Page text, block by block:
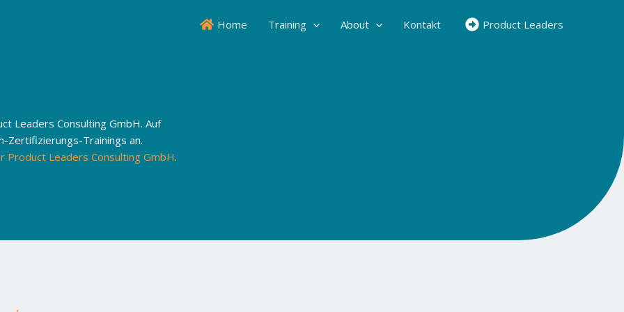
Home Training About Kontakt Product Leaders
Leaders Consulting GmbH. Auf
Zertifizierungs-Trainings an.
Product Leaders Consulting GmbH.